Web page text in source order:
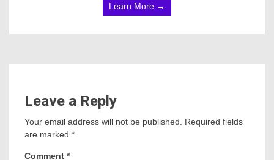
Learn More →
Leave a Reply
Your email address will not be published. Required fields
are marked *
Comment *